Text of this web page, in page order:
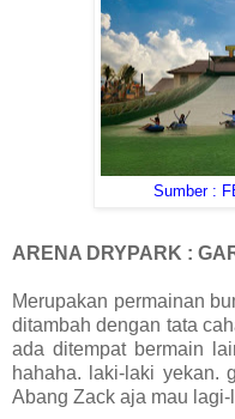
Sumber :
ARENA DRYPARK :
Merupakan permainan
ditambah dengan tata
ada ditempat bermain
hahaha. laki-laki yekan.
Abang Zack aja mau